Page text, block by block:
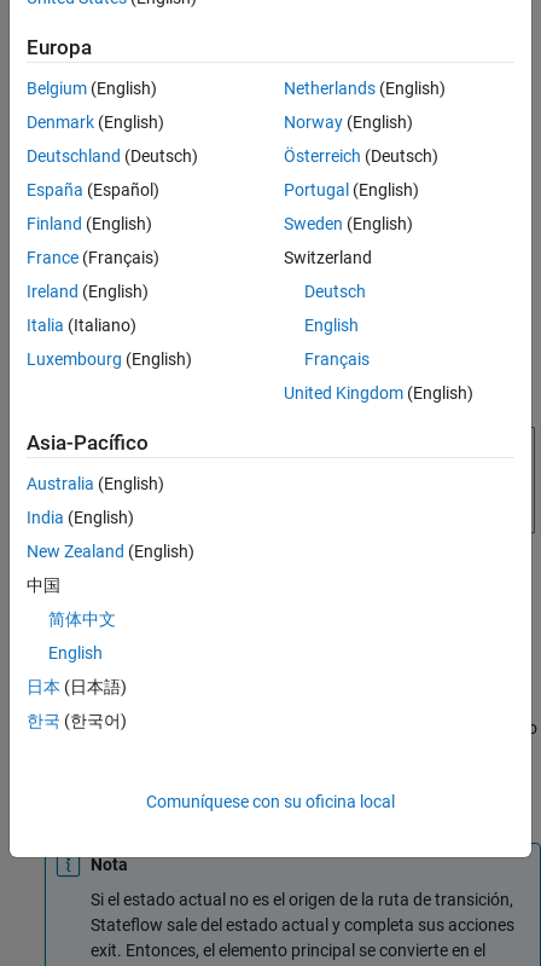
Este diagrama de flujo muestra la progresión de los eventos en
Stateflow®para salir de un estado. En este diagrama de flujo, el
estado actual se refiere al estado en el que se desarrolla una
Acciones exit
Las acciones
existe una transición válida desde él. Un estado ejecuta sus
accionesexit
Las acciones exit están precedidas por el prefijo
, seguido
) o una coma (,).
Nota
Si el estado actual no es el origen de la ruta de transición,
Stateflow sale del estado actual y completa sus acciones
exit. Entonces, el elemento principal se convierte en el
Europa
Belgium (English)
Denmark (English)
Deutschland (Deutsch)
España (Español)
Finland (English)
France (Français)
Ireland (English)
Italia (Italiano)
Luxembourg (English)
Netherlands(English)
Norway(English)
Österreich (Deutsch)
Portugal (English)
Sweden (English)
Switzerland
Deutsch
English
Français
United Kingdom(English)
Asia-Pacífico
Australia (English)
India (English)
New Zealand (English)
中国
简体中文
English
日本 (日本語)
한국 (한국어)
Comuníquese con su oficina local